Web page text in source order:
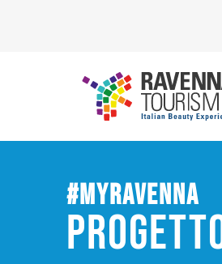
#myravenna
progetto